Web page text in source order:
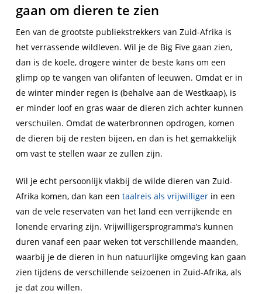
gaan om dieren te zien
Een van de grootste publiekstrekkers van Zuid-Afrika is
het verrassende wildleven. Wil je de Big Five gaan zien,
dan is de koele, drogere winter de beste kans om een
glimp op te vangen van olifanten of leeuwen. Omdat er in
de winter minder regen is (behalve aan de Westkaap), is
er minder loof en gras waar de dieren zich achter kunnen
verschuilen. Omdat de waterbronnen opdrogen, komen
de dieren bij de resten bijeen, en dan is het gemakkelijk
om vast te stellen waar ze zullen zijn.
Wil je echt persoonlijk vlakbij de wilde dieren van Zuid-
Afrika komen, dan kan een taalreis als vrijwilligerin een
van de vele reservaten van het land een verrijkende en
lonende ervaring zijn. Vrijwilligersprogramma’s kunnen
duren vanaf een paar weken tot verschillende maanden,
waarbij je de dieren in hun natuurlijke omgeving kan gaan
zien tijdens de verschillende seizoenen in Zuid-Afrika, als
je dat zou willen.